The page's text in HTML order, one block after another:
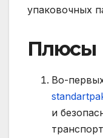
упаковочных
Плюсы
Во-
и